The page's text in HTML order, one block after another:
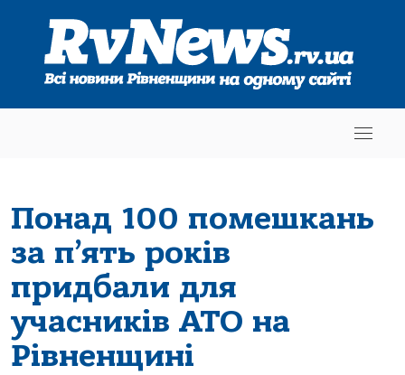
Понад 100 помешкань
за п’ять років
придбали для
учасників АТО на
Рівненщині